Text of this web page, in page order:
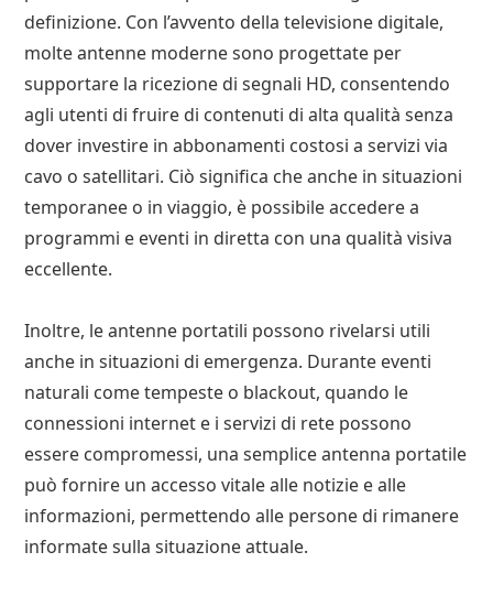
definizione. Con l’avvento della televisione digitale,
molte antenne moderne sono progettate per
supportare la ricezione di segnali HD, consentendo
agli utenti di fruire di contenuti di alta qualità senza
dover investire in abbonamenti costosi a servizi via
cavo o satellitari. Ciò significa che anche in situazioni
temporanee o in viaggio, è possibile accedere a
programmi e eventi in diretta con una qualità visiva
eccellente.
Inoltre, le antenne portatili possono rivelarsi utili
anche in situazioni di emergenza. Durante eventi
naturali come tempeste o blackout, quando le
connessioni internet e i servizi di rete possono
essere compromessi, una semplice antenna portatile
può fornire un accesso vitale alle notizie e alle
informazioni, permettendo alle persone di rimanere
informate sulla situazione attuale.